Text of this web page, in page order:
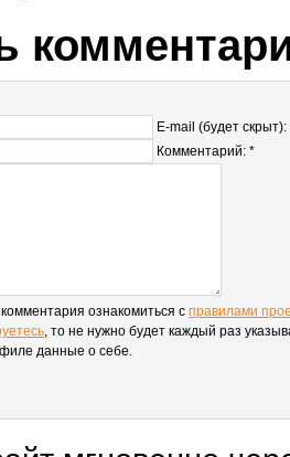
E-mail (будет скрыт):
Комментарий: *
ознакомиться с правилами
, то не нужно будет каждый раз
данные о себе.